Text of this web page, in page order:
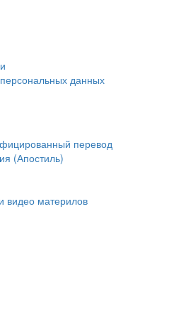
данных
перевод
(Апостиль)
видео материлов